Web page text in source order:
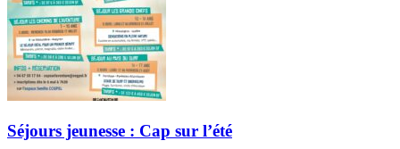
Séjours jeunesse : Cap sur l’été